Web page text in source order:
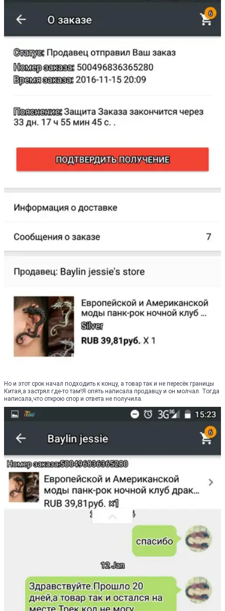
Но и этот срок начал подходить к концу, а товар так и не пересёк границы
Китая,а застрял где-то там!Я опять написала продавцу и он молчал. Тогда
написала,что открою спор и ответа не получила.